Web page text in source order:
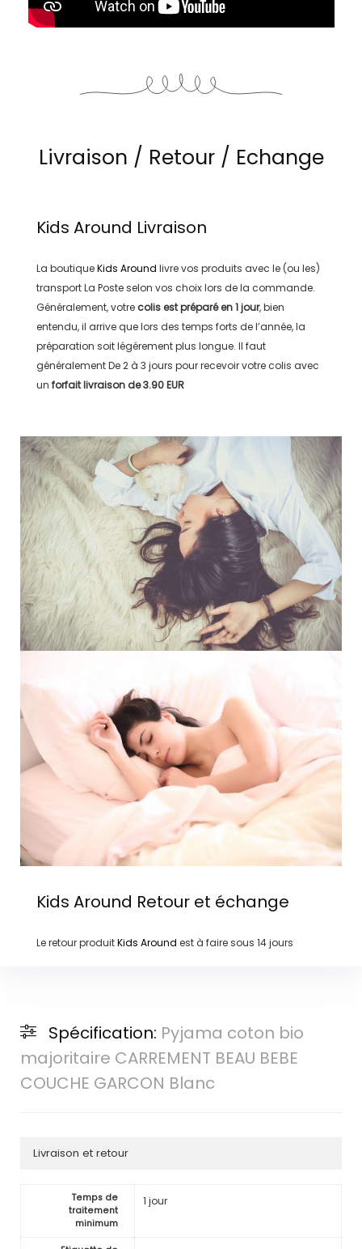
Livraison / Retour / Echange
Kids Around Livraison
La boutiqueKids Around livre vos produits avec le (ou les)
transportLa Posteselon vos choix lors de la commande.
Généralement, votre colis est préparé en1 jour, bien
entendu, il arrive que lors des temps forts de l’année, la
préparation soit légérement plus longue. Il faut
généralementDe 2 à 3 jours pour recevoir votre colis avec
un forfait livraison de3.90 EUR
Kids Around Retour et échange
Le retour produitKids Around est à faire sous 14 jours
Spécification: Pyjama coton bio
majoritaire CARREMENT BEAU BEBE
COUCHE GARCON Blanc
Livraison et retour
Temps de
traitement
minimum
1 jour